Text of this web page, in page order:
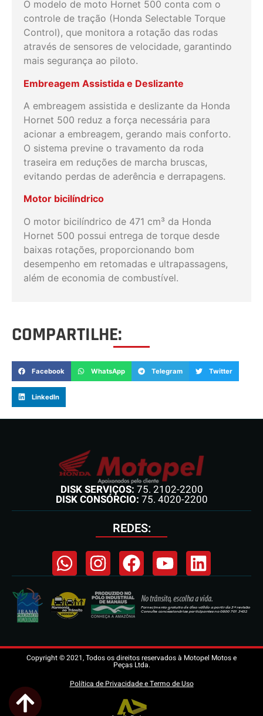
O modelo de moto Hornet 500 conta com o
controle de tração (Honda Selectable Torque
Control), que monitora a rotação das rodas
através de sensores de velocidade, garantindo
mais segurança ao piloto.
Embreagem Assistida e Deslizante
A embreagem assistida e deslizante da Honda
Hornet 500 reduz a força necessária para
acionar a embreagem, gerando mais conforto.
O sistema previne o travamento da roda
traseira em reduções de marcha bruscas,
evitando perdas de aderência e derrapagens.
Motor bicilíndrico
O motor bicilíndrico de 471 cm³ da Honda
Hornet 500 possui entrega de torque desde
baixas rotações, proporcionando bom
desempenho em retomadas e ultrapassagens,
além de economia de combustível.
COMPARTILHE:
Facebook WhatsApp Telegram Twitter
LinkedIn
DISK SERVIÇOS: 75. 2102-2200
DISK CONSÓRCIO: 75. 4020-2200
REDES:
Copyright © 2021, Todos os direitos reservados à Motopel Motos e
Peças Ltda.
Política de Privacidade e Termo de Uso